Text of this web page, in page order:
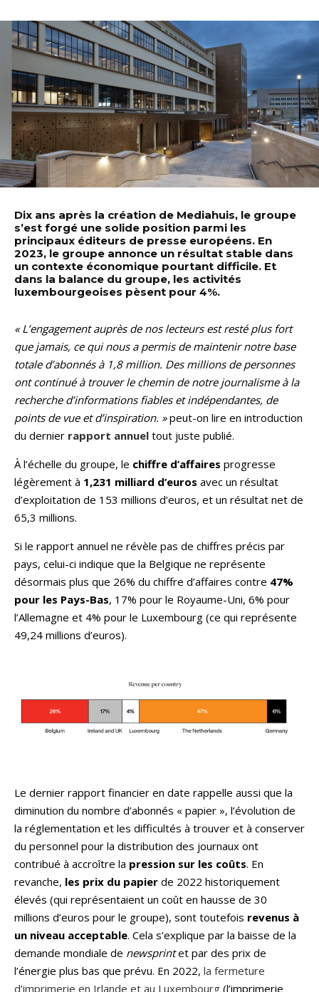
Dix ans après la création de Mediahuis, le groupe
s’est forgé une solide position parmi les
principaux éditeurs de presse européens. En
2023, le groupe annonce un résultat stable dans
un contexte économique pourtant difficile. Et
dans la balance du groupe, les activités
luxembourgeoises pèsent pour 4%.
« L’engagement auprès de nos lecteurs est resté plus fort
que jamais, ce qui nous a permis de maintenir notre base
totale d’abonnés à 1,8 million. Des millions de personnes
ont continué à trouver le chemin de notre journalisme à la
recherche d’informations fiables et indépendantes, de
points de vue et d’inspiration. »peut-on lire en introduction
du dernier rapport annuel tout juste publié.
À l’échelle du groupe, le chiffre d’affaires progresse
légèrement à 1,231 milliard d’euros avec un résultat
d’exploitation de 153 millions d’euros, et un résultat net de
65,3 millions.
Si le rapport annuel ne révèle pas de chiffres précis par
pays, celui-ci indique que la Belgique ne représente
désormais plus que 26% du chiffre d’affaires contre 47%
pour les Pays-Bas, 17% pour le Royaume-Uni, 6% pour
l’Allemagne et 4% pour le Luxembourg (ce qui représente
49,24 millions d’euros).
Le dernier rapport financier en date rappelle aussi que la
diminution du nombre d’abonnés « papier », l’évolution de
la réglementation et les difficultés à trouver et à conserver
du personnel pour la distribution des journaux ont
contribué à accroître la pression sur les coûts. En
revanche, les prix du papier de 2022 historiquement
élevés (qui représentaient un coût en hausse de 30
millions d’euros pour le groupe), sont toutefois revenus à
un niveau acceptable. Cela s’explique par la baisse de la
demande mondiale de newsprintet par des prix de
l’énergie plus bas que prévu. En 2022, la fermeture
d’imprimerie en Irlande et au Luxembourg (l’imprimerie